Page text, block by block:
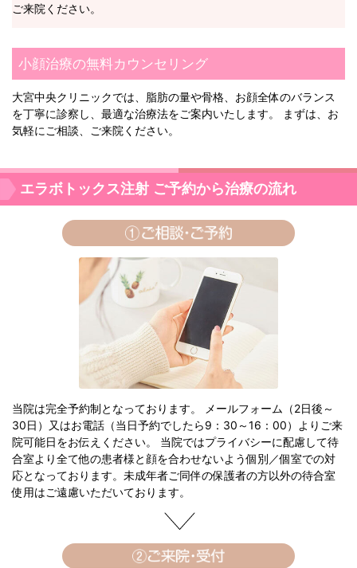
ご来院ください。
小顔治療の無料カウンセリング
大宮中央クリニックでは、脂肪の量や骨格、お顔全体のバランス
を丁寧に診察し、最適な治療法をご案内いたします。 まずは、お
気軽にご相談、ご来院ください。
エラボトックス注射 ご予約から治療の流れ
当院は完全予約制となっております。 メールフォーム（2日後～
30日）又はお電話（当日予約でしたら9：30～16：00）よりご来
院可能日をお伝えください。 当院ではプライバシーに配慮して待
合室より全て他の患者様と顔を合わせないよう個別／個室での対
応となっております。未成年者ご同伴の保護者の方以外の待合室
使用はご遠慮いただいております。